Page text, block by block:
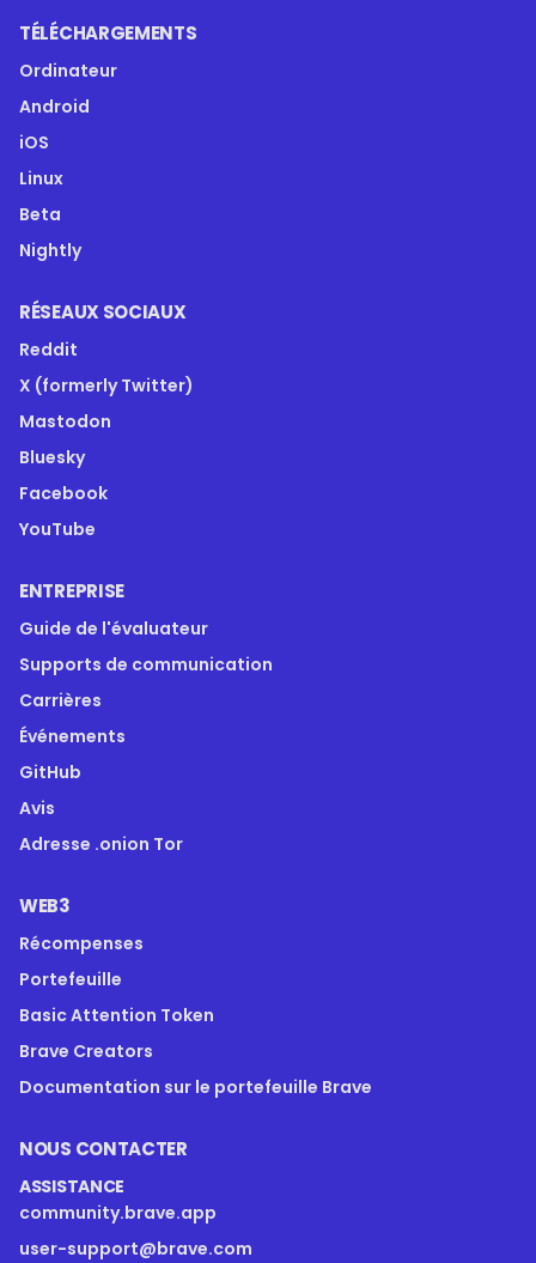
TÉLÉCHARGEMENTS
Ordinateur
Android
iOS
Linux
Beta
Nightly
RÉSEAUX SOCIAUX
Reddit
X (formerly Twitter)
Mastodon
Bluesky
Facebook
YouTube
ENTREPRISE
Guide de l'évaluateur
Supports de communication
Carrières
Événements
GitHub
Avis
Adresse .onion Tor
WEB3
Récompenses
Portefeuille
Basic Attention Token
Brave Creators
Documentation sur le portefeuille Brave
NOUS CONTACTER
ASSISTANCE
community.brave.app
user-support@brave.com